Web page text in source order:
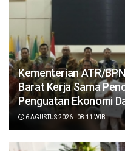
Kementerian ATR/
Barat Kerja Sama
Penguatan Ekonomi
6 AGUSTUS 2026 | 08:11 WIB